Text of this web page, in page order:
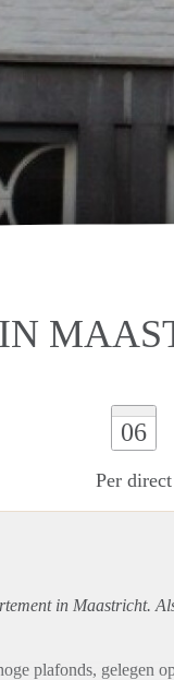
06
Per direct
in Maastricht.
plafonds, gelegen